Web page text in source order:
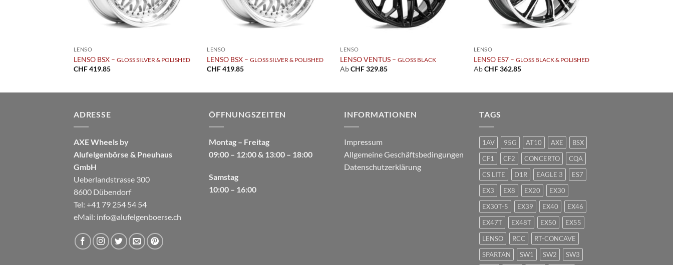
LENSO
LENSO BSX – GLOSS SILVER & POLISHED
CHF419.85
LENSO
LENSO BSX –GLOSS SILVER & POLISHED
CHF419.85
LENSO
LENSO VENTUS –GLOSS BLACK
AbCHF329.85
LENSO
LENSO ES7 – GLOSS BLACK & POLISHED
AbCHF362.85
ADRESSE
AXE Wheels by
Alufelgenbörse & Pneuhaus
GmbH
Ueberlandstrasse 300
8600 Dübendorf
Tel: +41 79 254 54 54
eMail: info@alufelgenboerse.ch
ÖFFNUNGSZEITEN
Montag – Freitag
09:00 – 12:00 & 13:00 – 18:00
Samstag
10:00 – 16:00
INFORMATIONEN
Impressum
Allgemeine Geschäftsbedingungen
Datenschutzerklärung
TAGS
1AV 95G AT10 AXE
BSX
CF1
CF2 CONCERTO
CQA
CS LITE
D1R EAGLE 3
ES7
EX3
EX8 EX20
EX30
EX30T-5
EX39 EX40
EX46
EX47T
EX48T EX50
EX55
LENSO
RCC
RT-CONCAVE
SPARTAN
SW1 SW2 SW3